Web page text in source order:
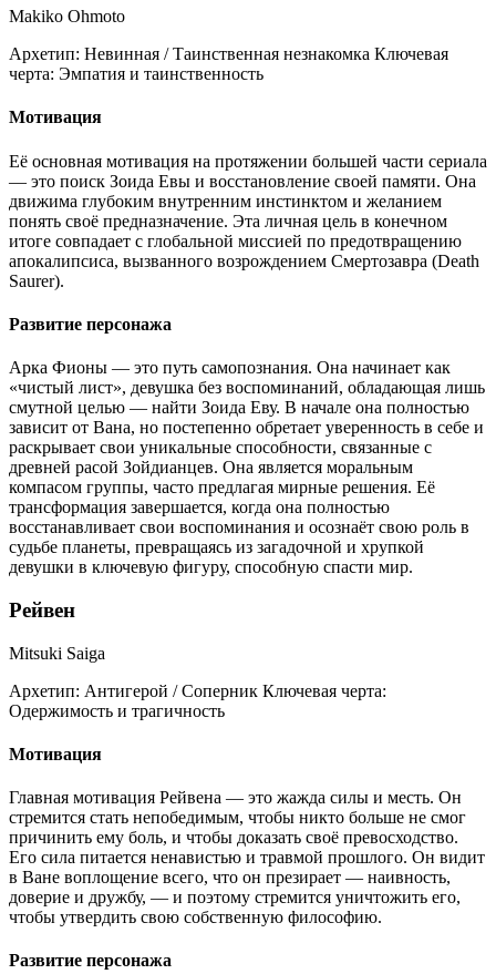
Makiko Ohmoto
Архетип: Невинная / Таинственная незнакомка Ключевая
черта: Эмпатия и таинственность
Мотивация
Её основная мотивация на протяжении большей части сериала
— это поиск Зоида Евы и восстановление своей памяти. Она
движима глубоким внутренним инстинктом и желанием
понять своё предназначение. Эта личная цель в конечном
итоге совпадает с глобальной миссией по предотвращению
апокалипсиса, вызванного возрождением Смертозавра (Death
Saurer).
Развитие персонажа
Арка Фионы — это путь самопознания. Она начинает как
«чистый лист», девушка без воспоминаний, обладающая лишь
смутной целью — найти Зоида Еву. В начале она полностью
зависит от Вана, но постепенно обретает уверенность в себе и
раскрывает свои уникальные способности, связанные с
древней расой Зойдианцев. Она является моральным
компасом группы, часто предлагая мирные решения. Её
трансформация завершается, когда она полностью
восстанавливает свои воспоминания и осознаёт свою роль в
судьбе планеты, превращаясь из загадочной и хрупкой
девушки в ключевую фигуру, способную спасти мир.
Рейвен
Mitsuki Saiga
Архетип: Антигерой / Соперник Ключевая черта:
Одержимость и трагичность
Мотивация
Главная мотивация Рейвена — это жажда силы и месть. Он
стремится стать непобедимым, чтобы никто больше не смог
причинить ему боль, и чтобы доказать своё превосходство.
Его сила питается ненавистью и травмой прошлого. Он видит
в Ване воплощение всего, что он презирает — наивность,
доверие и дружбу, — и поэтому стремится уничтожить его,
чтобы утвердить свою собственную философию.
Развитие персонажа